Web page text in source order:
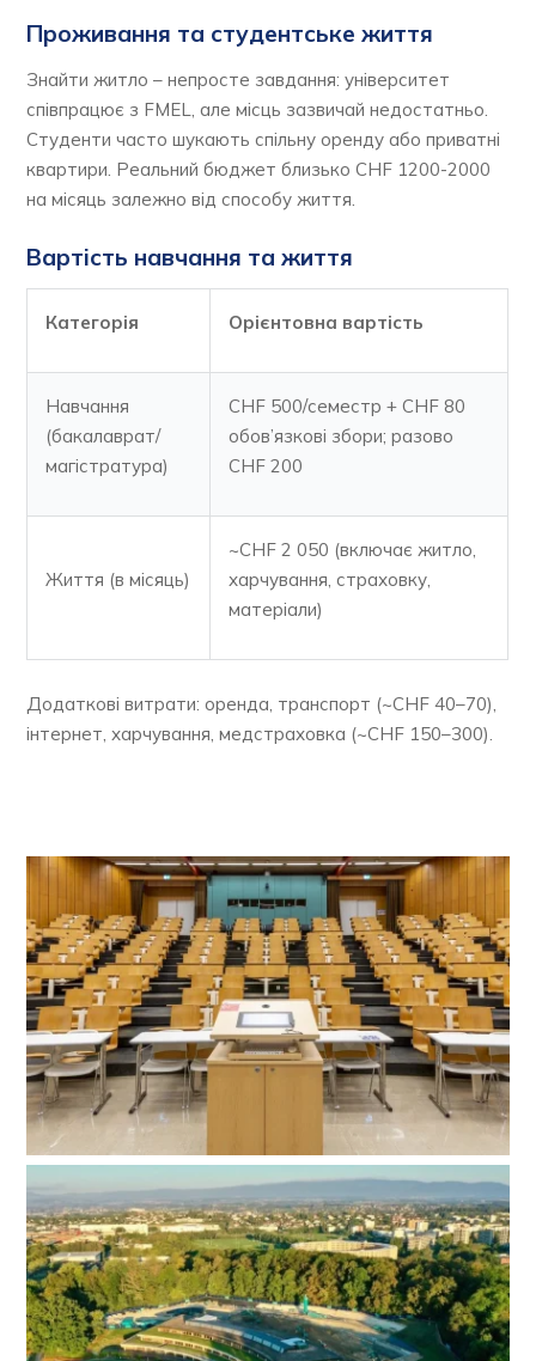
Проживання та студентське життя
Знайти житло – непросте завдання: університет
співпрацює з FMEL, але місць зазвичай недостатньо.
Студенти часто шукають спільну оренду або приватні
квартири. Реальний бюджет близько CHF 1200-2000
на місяць залежно від способу життя.
Вартість навчання та життя
Категорія Орієнтовна вартість
Навчання
(бакалаврат/
магістратура)
CHF 500/семестр + CHF 80
обов’язкові збори; разово
CHF 200
Життя (в місяць)
~CHF 2 050 (включає житло,
харчування, страховку,
матеріали)
Додаткові витрати: оренда, транспорт (~CHF 40–70),
інтернет, харчування, медстраховка (~CHF 150–300).